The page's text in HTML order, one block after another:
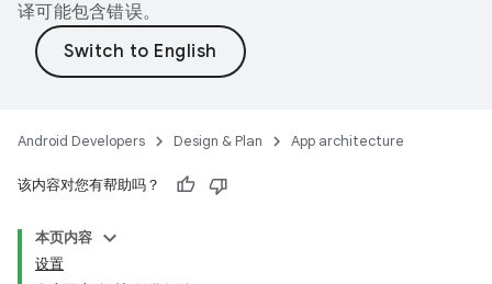
译可能包含错误。
Android Developers Design & Plan App architecture
该内容对您有帮助吗？
本页内容
设置